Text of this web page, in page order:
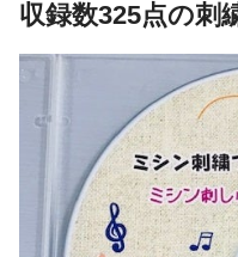
収録数325点の刺